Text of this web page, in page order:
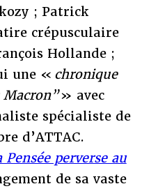
; Patrick
crépusculaire
Hollande ;
une « chronique
Macron”» avec
spécialiste de
d’ATTAC.
Pensée perverse au
de sa vaste